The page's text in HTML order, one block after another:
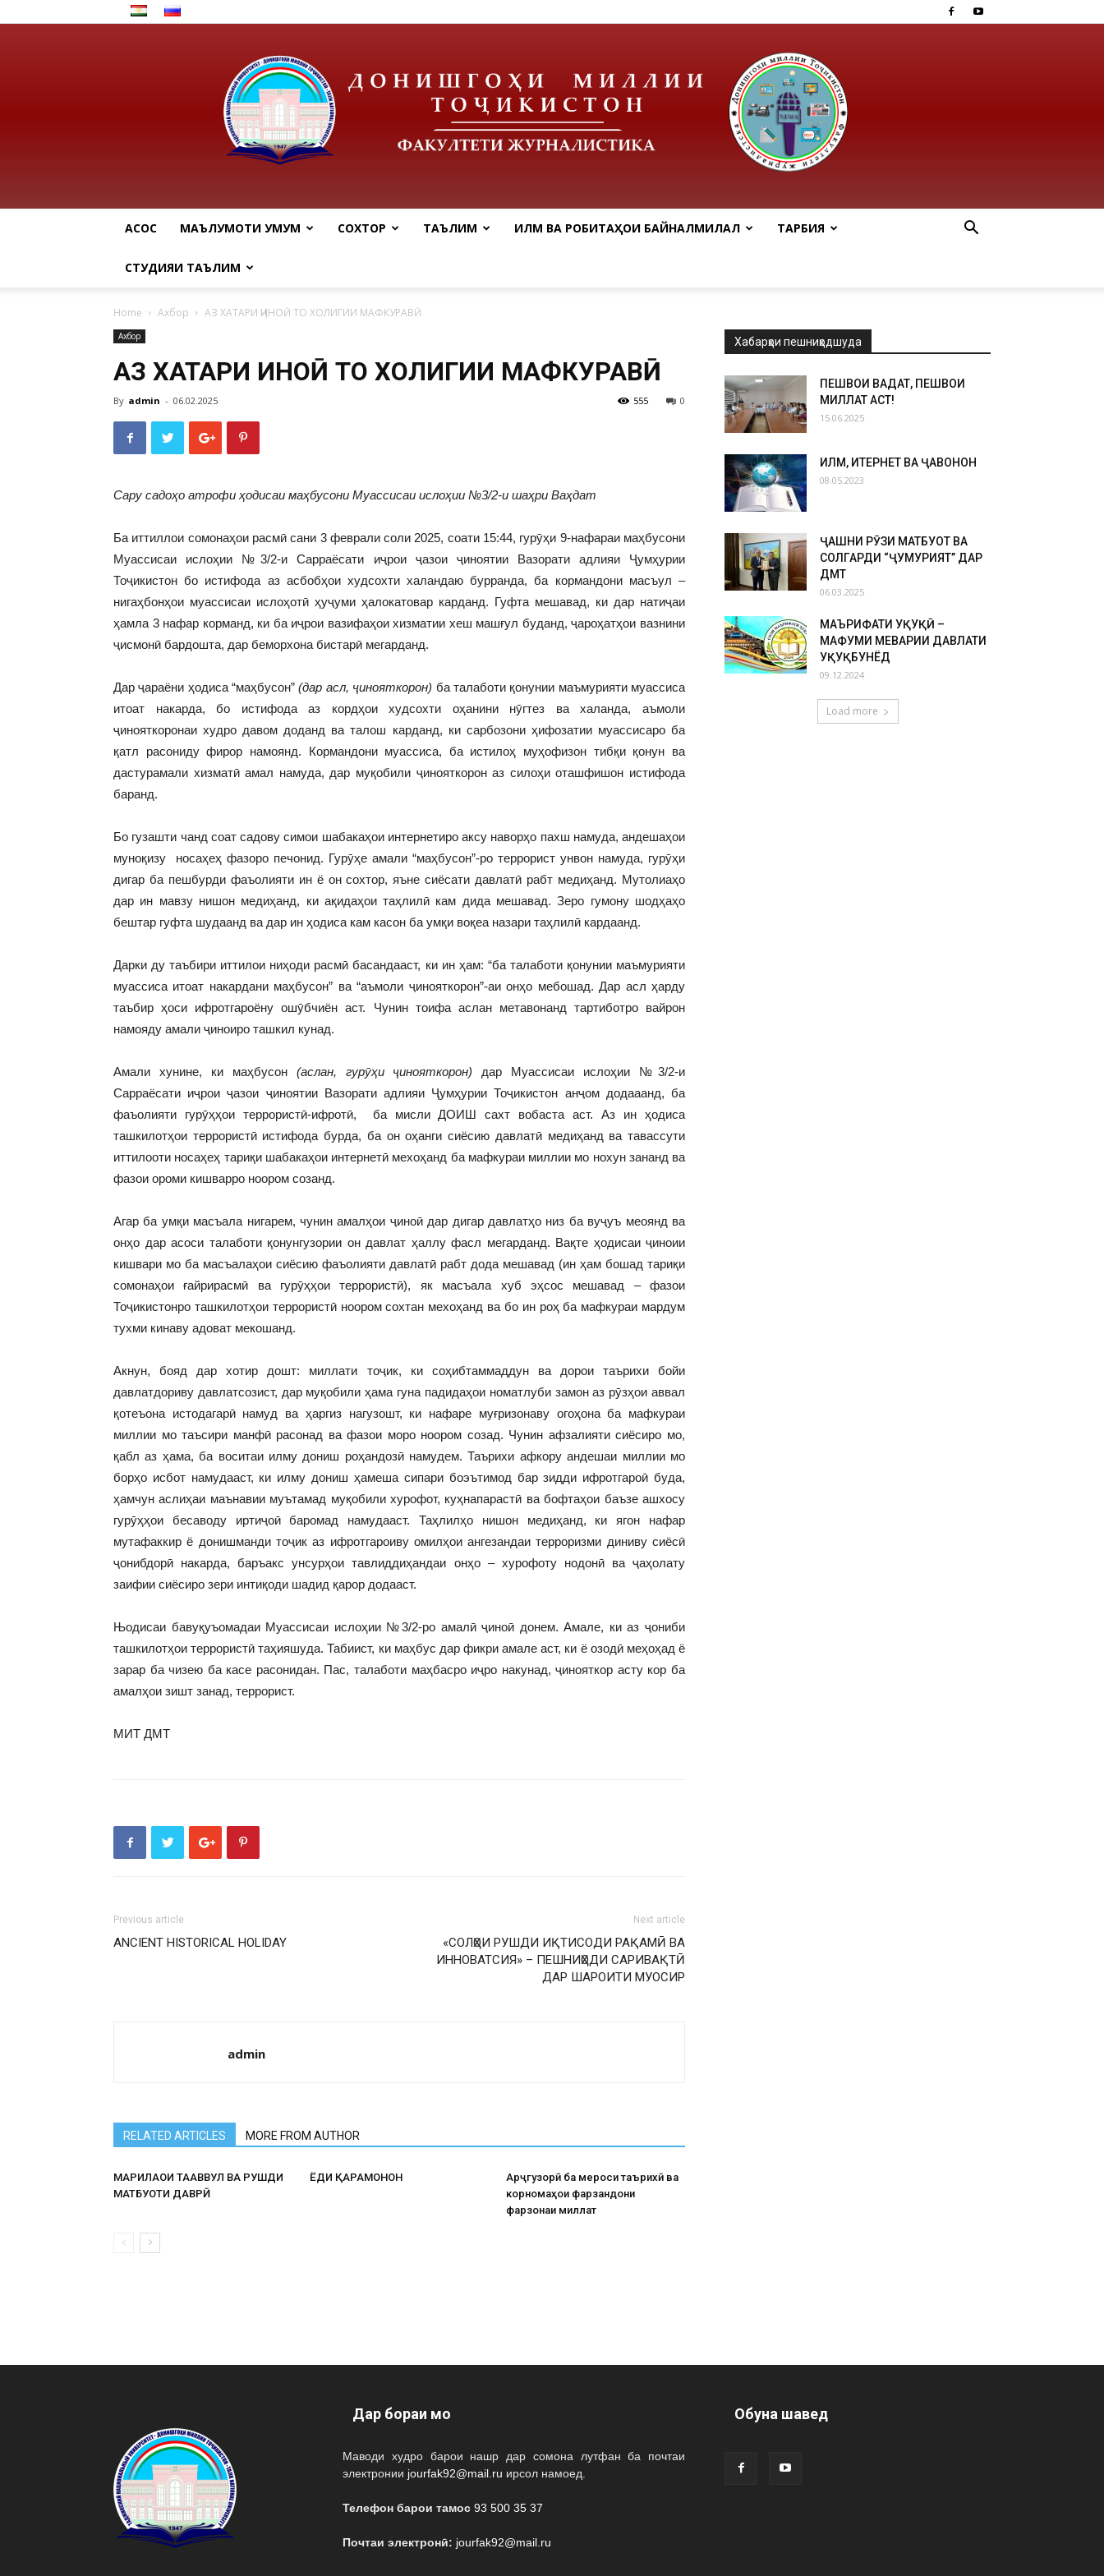
АСОСӢ МАЪЛУМОТИ УМУМӢ СОХТОР ТАЪЛИМ ИЛМ ВА РОБИТАҲОИ БАЙНАЛМИЛАЛӢ ТАРБИЯ
СТУДИЯИ ТАЪЛИМӢ
Home Ахбор АЗ ХАТАРИ ҶИНОӢ ТО ХОЛИГИИ МАФКУРАВӢ
Ахбор
АЗ ХАТАРИ ҶИНОӢ ТО ХОЛИГИИ МАФКУРАВӢ
By admin - 06.02.2025 0
555
Сару садоҳо атрофи ҳодисаи маҳбусони Муассисаи ислоҳии №3/2-и шаҳри Ваҳдат
Ба иттиллои сомонаҳои расмӣ сани 3 феврали соли 2025, соати 15:44, гурӯҳи 9-нафараи маҳбусони
Муассисаи ислоҳии №3/2-и Сарраёсати иҷрои ҷазои ҷиноятии Вазорати адлияи Ҷумҳурии
Тоҷикистон бо истифода аз асбобҳои худсохти халандаю бурранда, ба кормандони масъул –
нигаҳбонҳои муассисаи ислоҳотӣ ҳуҷуми ҳалокатовар карданд. Гуфта мешавад, ки дар натиҷаи
ҳамла 3 нафар корманд, ки ба иҷрои вазифаҳои хизматии хеш машғул буданд, ҷароҳатҳои вазнини
ҷисмонӣ бардошта, дар беморхона бистарӣ мегарданд.
Дар ҷараёни ҳодиса “маҳбусон”(дар асл, ҷинояткорон) ба талаботи қонунии маъмурияти муассиса
итоат накарда, бо истифода аз кордҳои худсохти оҳанини нӯгтез ва халанда, аъмоли
ҷинояткоронаи худро давом доданд ва талош карданд, ки сарбозони ҳифозатии муассисаро ба
қатл расониду фирор намоянд. Кормандони муассиса, ба истилоҳ муҳофизон тибқи қонун ва
дастурамали хизматӣ амал намуда, дар муқобили ҷинояткорон аз силоҳи оташфишон истифода
баранд.
Бо гузашти чанд соат садову симои шабакаҳои интернетиро аксу наворҳо пахш намуда, андешаҳои
муноқизу носаҳеҳ фазоро печонид. Гурӯҳе амали “маҳбусон”-ро террорист унвон намуда, гурӯҳи
дигар ба пешбурди фаъолияти ин ё он сохтор, яъне сиёсати давлатӣ рабт медиҳанд. Мутолиаҳо
дар ин мавзу нишон медиҳанд, ки ақидаҳои таҳлилӣ кам дида мешавад. Зеро гумону шодҳаҳо
бештар гуфта шудаанд ва дар ин ҳодиса кам касон ба умқи воқеа назари таҳлилӣ кардаанд.
Дарки ду таъбири иттилои ниҳоди расмӣ басандааст, ки ин ҳам: “ба талаботи қонунии маъмурияти
муассиса итоат накардани маҳбусон” ва “аъмоли ҷинояткорон”-аи онҳо мебошад. Дар асл ҳарду
таъбир ҳоси ифротгароёну ошӯбчиён аст. Чунин тоифа аслан метавонанд тартиботро вайрон
намояду амали ҷиноиро ташкил кунад.
Амали хунине, ки маҳбусон (аслан, гурӯҳи ҷинояткорон) дар Муассисаи ислоҳии №3/2-и
Сарраёсати иҷрои ҷазои ҷиноятии Вазорати адлияи Ҷумҳурии Тоҷикистон анҷом додааанд, ба
фаъолияти гурӯҳҳои террористӣ-ифротӣ, ба мисли ДОИШ сахт вобаста аст. Аз ин ҳодиса
ташкилотҳои террористӣ истифода бурда, ба он оҳанги сиёсию давлатӣ медиҳанд ва тавассути
иттилооти носаҳеҳ тариқи шабакаҳои интернетӣ мехоҳанд ба мафкураи миллии мо нохун зананд ва
фазои ороми кишварро ноором созанд.
Агар ба умқи масъала нигарем, чунин амалҳои ҷиноӣ дар дигар давлатҳо низ ба вуҷуъ меоянд ва
онҳо дар асоси талаботи қонунгузории он давлат ҳаллу фасл мегарданд. Вақте ҳодисаи ҷиноии
кишвари мо ба масъалаҳои сиёсию фаъолияти давлатӣ рабт дода мешавад (ин ҳам бошад тариқи
сомонаҳои ғайрирасмӣ ва гурӯҳҳои террористӣ), як масъала хуб эҳсос мешавад – фазои
Тоҷикистонро ташкилотҳои террористӣ ноором сохтан мехоҳанд ва бо ин роҳ ба мафкураи мардум
тухми кинаву адоват мекошанд.
Акнун, бояд дар хотир дошт: миллати тоҷик, ки соҳибтаммаддун ва дорои таърихи бойи
давлатдориву давлатсозист, дар муқобили ҳама гуна падидаҳои номатлуби замон аз рӯзҳои аввал
қотеъона истодагарӣ намуд ва ҳаргиз нагузошт, ки нафаре муғризонаву огоҳона ба мафкураи
миллии мо таъсири манфӣ расонад ва фазои моро ноором созад. Чунин афзалияти сиёсиро мо,
қабл аз ҳама, ба воситаи илму дониш роҳандозӣ намудем. Таърихи афкору андешаи миллии мо
борҳо исбот намудааст, ки илму дониш ҳамеша сипари боэътимод бар зидди ифротгароӣ буда,
ҳамчун аслиҳаи маънавии муътамад муқобили хурофот, куҳнапарастӣ ва бофтаҳои баъзе ашхосу
гурӯҳҳои бесаводу иртиҷоӣ баромад намудааст. Таҳлилҳо нишон медиҳанд, ки ягон нафар
мутафаккир ё донишманди тоҷик аз ифротгароиву омилҳои ангезандаи терроризми диниву сиёсӣ
ҷонибдорӣ накарда, баръакс унсурҳои тавлиддиҳандаи онҳо – хурофоту нодонӣ ва ҷаҳолату
заифии сиёсиро зери интиқоди шадид қарор додааст.
Њодисаи бавуқуъомадаи Муассисаи ислоҳии №3/2-ро амалӣ ҷиноӣ донем. Амале, ки аз ҷониби
ташкилотҳои террористӣ таҳияшуда. Табиист, ки маҳбус дар фикри амале аст, ки ё озодӣ меҳоҳад ё
зарар ба чизею ба касе расонидан. Пас, талаботи маҳбасро иҷро накунад, ҷинояткор асту кор ба
амалҳои зишт занад, террорист.
МИТ ДМТ
Previous article
ANCIENT HISTORICAL HOLIDAY
Next article
«СОЛҲОИ РУШДИ ИҚТИСОДИ РАҚАМӢ ВА
ИННОВАТСИЯ» – ПЕШНИҲОДИ САРИВАҚТӢ
ДАР ШАРОИТИ МУОСИР
admin
RELATED ARTICLES MORE FROM AUTHOR
МАРҲИЛАҲОИ ТАҲАВВУЛ ВА РУШДИ
МАТБУОТИ ДАВРӢ
ЁДИ ҚАҲРАМОНОН
Арҷгузорӣ ба мероси таърихӣ ва
корномаҳои фарзандони
фарзонаи миллат
Хабарҳои пешниҳодшуда
ПЕШВОИ ВАҲДАТ, ПЕШВОИ
МИЛЛАТ АСТ!
15.06.2025
ИЛМ, ИТЕРНЕТ ВА ҶАВОНОН
08.05.2023
ҶАШНИ РӮЗИ МАТБУОТ ВА
СОЛГАРДИ “ҶУМҲУРИЯТ” ДАР
ДМТ
06.03.2025
МАЪРИФАТИ ҲУҚУҚӢ –
МАФҲУМИ МЕҲВАРИИ ДАВЛАТИ
ҲУҚУҚБУНЁД
09.12.2024
Load more
Дар бораи мо
Маводи худро барои нашр дар сомона лутфан ба почтаи
электронии jourfak92@mail.ru ирсол намоед.
Телефон барои тамос 93 500 35 37
Почтаи электронӣ: jourfak92@mail.ru
Обуна шавед